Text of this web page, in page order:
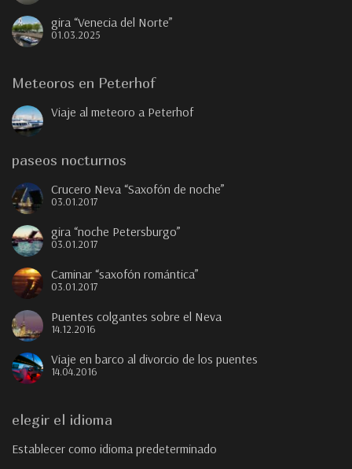
gira “Venecia del Norte”
01.03.2025
Meteoros en Peterhof
Viaje al meteoro a Peterhof
paseos nocturnos
Crucero Neva “Saxofón de noche”
03.01.2017
gira “noche Petersburgo”
03.01.2017
Caminar “saxofón romántica”
03.01.2017
Puentes colgantes sobre el Neva
14.12.2016
Viaje en barco al divorcio de los puentes
14.04.2016
elegir el idioma
Establecer como idioma predeterminado